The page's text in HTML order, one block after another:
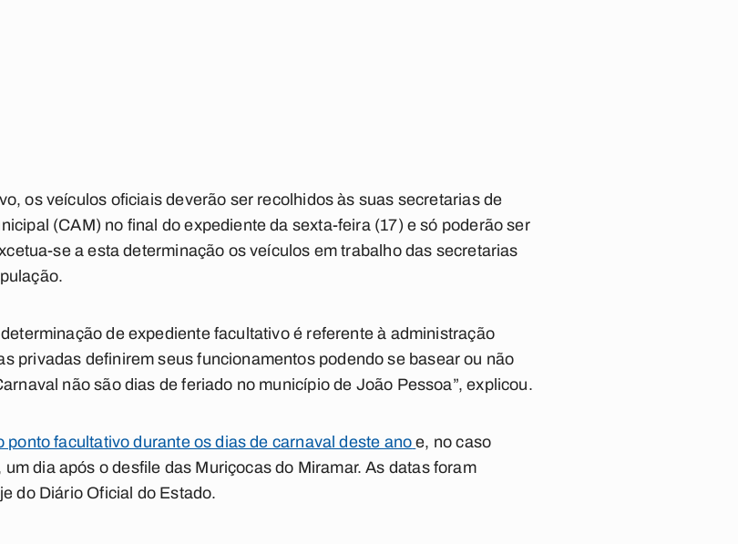
os veículos oficiais deverão ser recolhidos às suas secretarias de
(CAM) no final do expediente da sexta-feira (17) e só poderão ser
se a esta determinação os veículos em trabalho das secretarias
de expediente facultativo é referente à administração
privadas definirem seus funcionamentos podendo se basear ou não
não são dias de feriado no município de João Pessoa”, explicou.
facultativo durante os dias de carnaval deste ano e, no caso
dia após o desfile das Muriçocas do Miramar. As datas foram
do Diário Oficial do Estado.